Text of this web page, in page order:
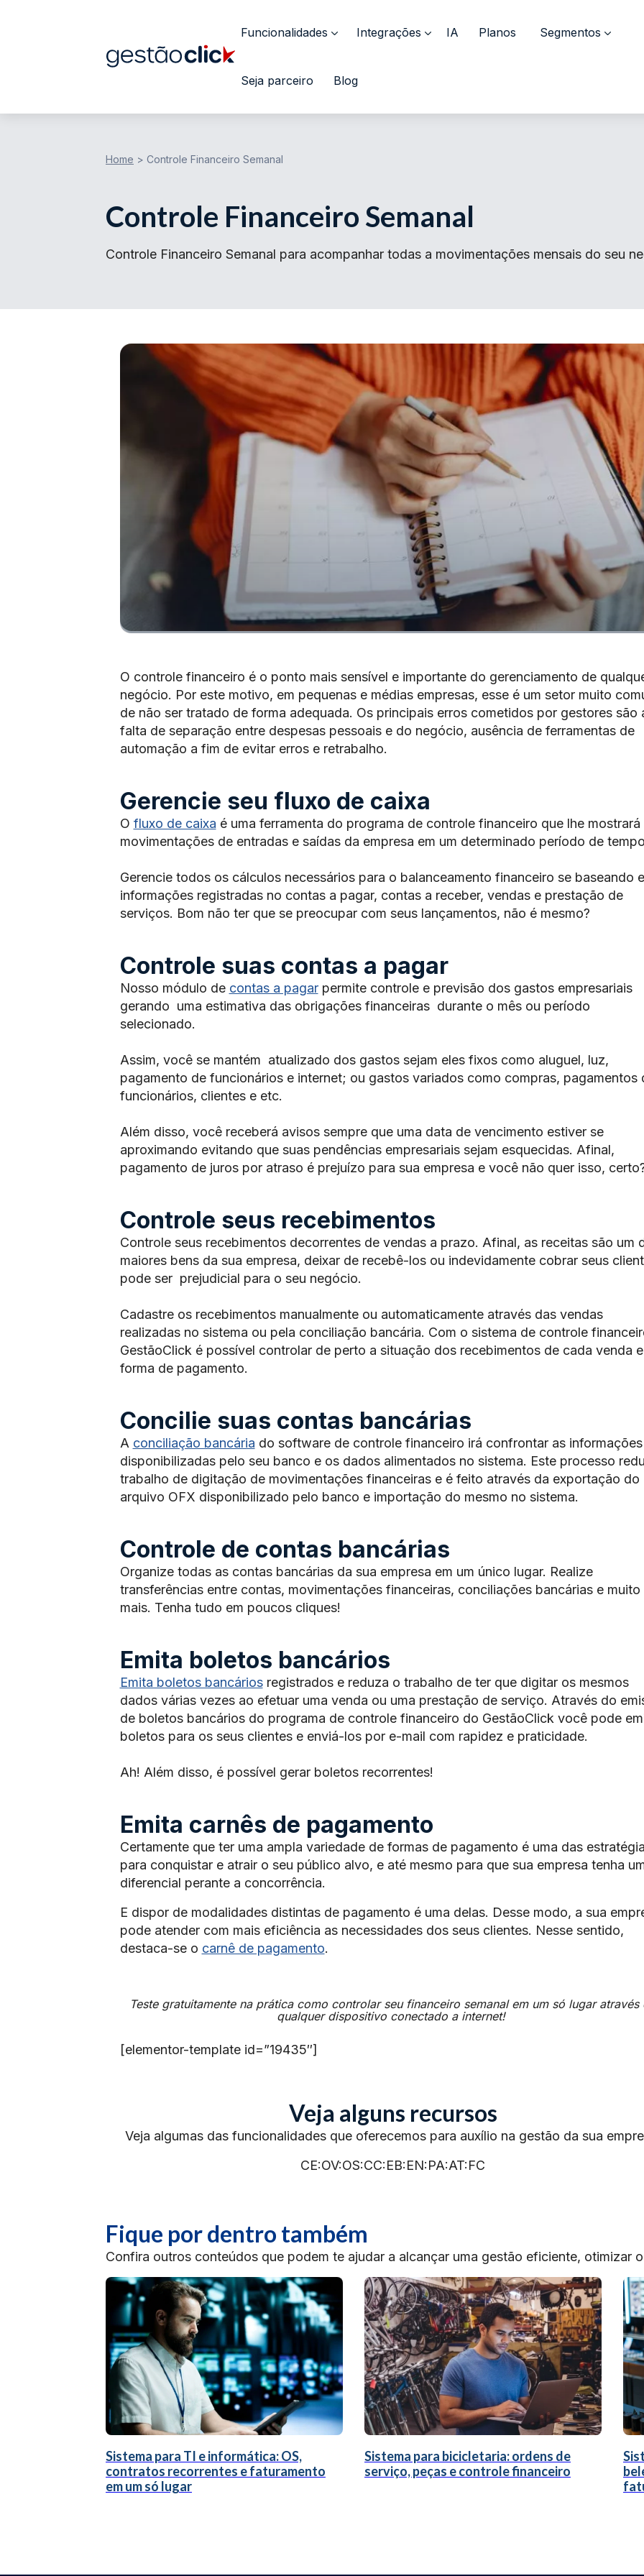
Funcionalidades Integrações IA Planos Segmentos
Seja parceiro Blog
Home > Controle Financeiro Semanal
Controle Financeiro Semanal
Controle Financeiro Semanal para acompanhar todas a movimentações mensais do seu
O controle financeiro é o ponto mais sensível e importante do gerenciamento de
negócio. Por este motivo, em pequenas e médias empresas, esse é um setor muito
de não ser tratado de forma adequada. Os principais erros cometidos por gestores são
falta de separação entre despesas pessoais e do negócio, ausência de ferramentas de
automação a fim de evitar erros e retrabalho.
Gerencie seu fluxo de caixa
O fluxo de caixa é uma ferramenta do programa de controle financeiro que lhe mostrará
movimentações de entradas e saídas da empresa em um determinado período de
Gerencie todos os cálculos necessários para o balanceamento financeiro se baseando
informações registradas no contas a pagar, contas a receber, vendas e prestação de
serviços. Bom não ter que se preocupar com seus lançamentos, não é mesmo?
Controle suas contas a pagar
Nosso módulo de contas a pagarpermite controle e previsão dos gastos empresariais
gerando uma estimativa das obrigações financeiras durante o mês ou período
selecionado.
Assim, você se mantém atualizado dos gastos sejam eles fixos como aluguel, luz,
pagamento de funcionários e internet; ou gastos variados como compras, pagamentos
funcionários, clientes e etc.
Além disso, você receberá avisos sempre que uma data de vencimento estiver se
aproximando evitando que suas pendências empresariais sejam esquecidas. Afinal,
pagamento de juros por atraso é prejuízo para sua empresa e você não quer isso,
Controle seus recebimentos
Controle seus recebimentos decorrentes de vendas a prazo. Afinal, as receitas são um
maiores bens da sua empresa, deixar de recebê-los ou indevidamente cobrar seus
pode ser prejudicial para o seu negócio.
Cadastre os recebimentos manualmente ou automaticamente através das vendas
realizadas no sistema ou pela conciliação bancária. Com o sistema de controle
GestãoClick é possível controlar de perto a situação dos recebimentos de cada venda e
forma de pagamento.
Concilie suas contas bancárias
A conciliação bancária do software de controle financeiro irá confrontar as informações
disponibilizadas pelo seu banco e os dados alimentados no sistema. Este processo
trabalho de digitação de movimentações financeiras e é feito através da exportação do
arquivo OFX disponibilizado pelo banco e importação do mesmo no sistema.
Controle de contas bancárias
Organize todas as contas bancárias da sua empresa em um único lugar. Realize
transferências entre contas, movimentações financeiras, conciliações bancárias e muito
mais. Tenha tudo em poucos cliques!
Emita boletos bancários
Emita boletos bancáriosregistrados e reduza o trabalho de ter que digitar os mesmos
dados várias vezes ao efetuar uma venda ou uma prestação de serviço. Através do
de boletos bancários do programa de controle financeiro do GestãoClick você pode
boletos para os seus clientes e enviá-los por e-mail com rapidez e praticidade.
Ah! Além disso, é possível gerar boletos recorrentes!
Emita carnês de pagamento
Certamente que ter uma ampla variedade de formas de pagamento é uma das
para conquistar e atrair o seu público alvo, e até mesmo para que sua empresa tenha
diferencial perante a concorrência.
E dispor de modalidades distintas de pagamento é uma delas. Desse modo, a sua
pode atender com mais eficiência as necessidades dos seus clientes. Nesse sentido,
destaca-se o carnê de pagamento.
Teste gratuitamente na prática como controlar seu financeiro semanal em um só lugar através
qualquer dispositivo conectado a internet!
[elementor-template id=”19435″]
Veja alguns recursos
Veja algumas das funcionalidades que oferecemos para auxílio na gestão da sua
CE:OV:OS:CC:EB:EN:PA:AT:FC
Fique por dentro também
Confira outros conteúdos que podem te ajudar a alcançar uma gestão eficiente, otimizar
Sistema para TI e informática: OS,
contratos recorrentes e faturamento
em um só lugar
Sistema para bicicletaria: ordens de
serviço, peças e controle financeiro